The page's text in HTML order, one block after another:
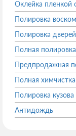
Оклейка пленкой
Полировка воском
Полировка дверей
Полная
Предпродажная
Полная
Полировка кузова
Антидождь